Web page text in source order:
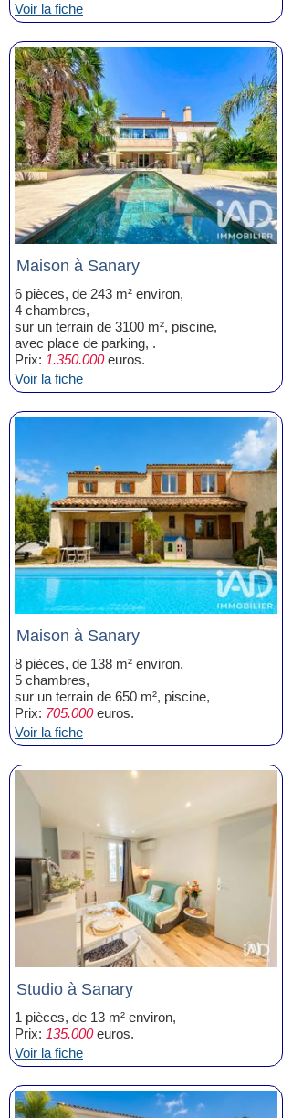
Voir la fiche
Maison à Sanary
6 pièces, de 243 m² environ,
4 chambres,
sur un terrain de 3100 m², piscine,
avec place de parking, .
Prix: 1.350.000euros.
Voir la fiche
Maison à Sanary
8 pièces, de 138 m² environ,
5 chambres,
sur un terrain de 650 m², piscine,
Prix: 705.000euros.
Voir la fiche
Studio à Sanary
1 pièces, de 13 m² environ,
Prix: 135.000euros.
Voir la fiche